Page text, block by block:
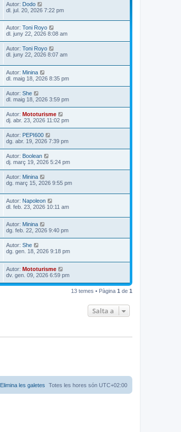
Autor: Dodo
dl. jul. 20, 2026 7:22 pm
Autor: Toni Royo
dl. juny 22, 2026 8:08 am
Autor: Toni Royo
dl. juny 22, 2026 8:07 am
Autor: Minina
dl. maig 18, 2026 8:35 pm
Autor: She
dl. maig 18, 2026 3:59 pm
Autor: Mototurisme
dj. abr. 23, 2026 11:02 pm
Autor: PEPI600
dg. abr. 19, 2026 7:39 pm
Autor: Boolean
dj. març 19, 2026 5:24 pm
Autor: Minina
dg. març 15, 2026 9:55 pm
Autor: Napoleon
dl. feb. 23, 2026 10:11 am
Autor: Minina
dg. feb. 22, 2026 9:40 pm
Autor: She
dg. gen. 18, 2026 9:18 pm
Autor: Mototurisme
dv. gen. 09, 2026 6:59 pm
13 temes • Pàgina 1 de 1
Salta a
Totes les hores són UTC+02:00
Elimina les galetes